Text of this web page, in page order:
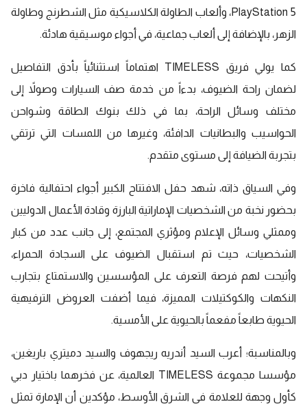
PlayStation 5، وألعاب الطاولة الكلاسيكية مثل الشطرنج وطاولة
الزهر، بالإضافة إلى ألعاب جماعية، في أجواء موسيقية هادئة.
كما يولي فريق TIMELESS اهتماماً استثنائياً بأدق التفاصيل
لضمان راحة الضيوف، بدءاً من خدمة صف السيارات وصولاً إلى
مختلف وسائل الراحة، بما في ذلك بنوك الطاقة وشواحن
الحواسيب والبطانيات الدافئة، وغيرها من اللمسات التي ترتقي
بتجربة الضيافة إلى مستوى متقدم.
وفي السياق ذاته، شهد حفل الافتتاح الكبير أجواء احتفالية فاخرة
بحضور نخبة من الشخصيات الإماراتية البارزة وقادة الأعمال الدوليين
وممثلي وسائل الإعلام ومؤثري المجتمع، إلى جانب عدد من كبار
الشخصيات، حيث تم استقبال الضيوف على السجادة الحمراء،
وأتيحت لهم فرصة التعرف على المؤسسين والاستمتاع بتجارب
النكهات والكوكتيلات المميزة، فيما أضفت العروض الترفيهية
الحيوية طابعاً مفعماً بالحيوية على الأمسية.
وبالمناسبة؛ أعرب السيد أندريه ريجهوف والسيد دميتري باريغين،
مؤسسا مجموعة TIMELESS العالمية، عن فخرهما باختيار دبي
كأول وجهة للعلامة في الشرق الأوسط، مؤكدين أن الإمارة تمثل